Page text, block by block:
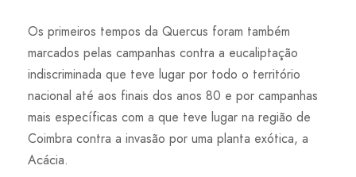
Os primeiros tempos da Quercus foram também
marcados pelas campanhas contra a eucaliptação
indiscriminada que teve lugar por todo o território
nacional até aos finais dos anos 80 e por campanhas
mais específicas com a que teve lugar na região de
Coimbra contra a invasão por uma planta exótica, a
Acácia.